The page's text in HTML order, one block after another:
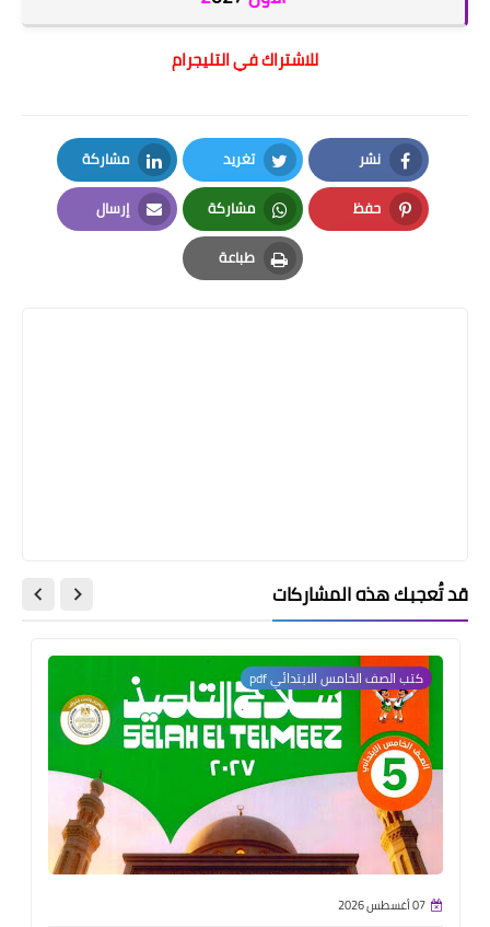
للاشتراك في التليجرام
نشر
Facebook
تغريد
Twitter
مشاركة
LinkedIn
حفظ
Pinterest
مشاركة
Whatsapp
إرسال
Email
طباعة
Print
قد تُعجبك هذه المشاركات
كتب الصف الخامس الابتدائي pdf
07 أغسطس 2026